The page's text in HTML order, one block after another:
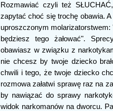
Rozmawiać czyli też
zapytać choć się trochę obawia.
uproszczonym
będziesz tego żałować".
obawiasz w związku z
nie chcesz by twoje dziecko
chwili i tego, że twoje dziecko
rozmowa załatwi sprawę raz na
by nawiązać do sprawy
widok narkomanów na dworcu.